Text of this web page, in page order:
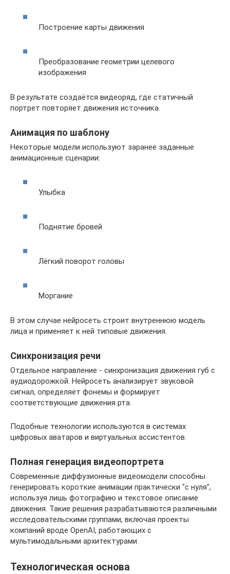
Построение карты движения
Преобразование геометрии целевого
изображения
В результате создаётся видеоряд, где статичный
портрет повторяет движения источника.
Анимация по шаблону
Некоторые модели используют заранее заданные
анимационные сценарии:
Улыбка
Поднятие бровей
Лёгкий поворот головы
Моргание
В этом случае нейросеть строит внутреннюю модель
лица и применяет к ней типовые движения.
Синхронизация речи
Отдельное направление - синхронизация движения губ с
аудиодорожкой. Нейросеть анализирует звуковой
сигнал, определяет фонемы и формирует
соответствующие движения рта.
Подобные технологии используются в системах
цифровых аватаров и виртуальных ассистентов.
Полная генерация видеопортрета
Современные диффузионные видеомодели способны
генерировать короткие анимации практически "с нуля",
используя лишь фотографию и текстовое описание
движения. Такие решения разрабатываются различными
исследовательскими группами, включая проекты
компаний вроде OpenAI, работающих с
мультимодальными архитектурами.
Технологическая основа